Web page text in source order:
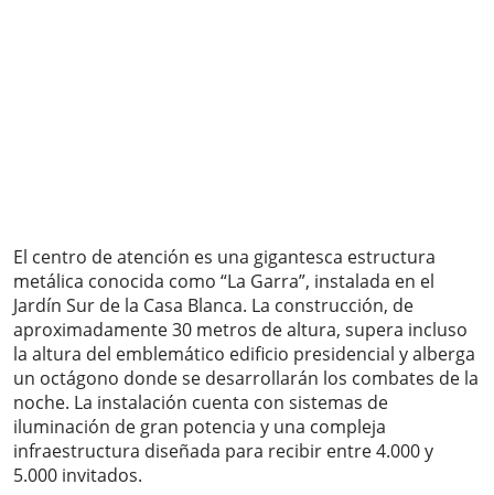
El centro de atención es una gigantesca estructura
metálica conocida como “La Garra”, instalada en el
Jardín Sur de la Casa Blanca. La construcción, de
aproximadamente 30 metros de altura, supera incluso
la altura del emblemático edificio presidencial y alberga
un octágono donde se desarrollarán los combates de la
noche. La instalación cuenta con sistemas de
iluminación de gran potencia y una compleja
infraestructura diseñada para recibir entre 4.000 y
5.000 invitados.